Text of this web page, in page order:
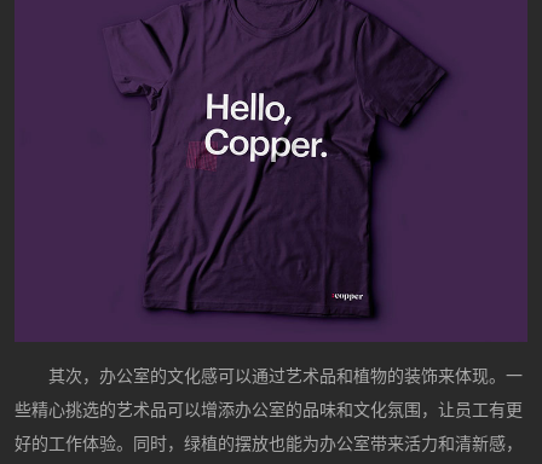
其次，办公室的文化感可以通过艺术品和植物的装饰来体现。一
些精心挑选的艺术品可以增添办公室的品味和文化氛围，让员工有更
好的工作体验。同时，绿植的摆放也能为办公室带来活力和清新感，